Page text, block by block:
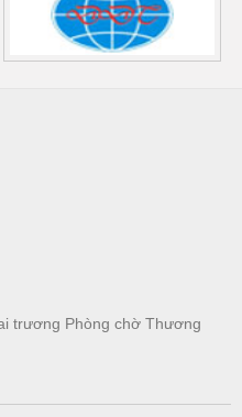
trương Phòng chờ Thương